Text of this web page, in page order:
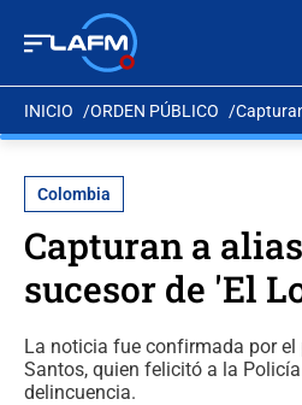
INICIO ORDEN PÚBLICO
Colombia
Capturan a
sucesor de 'El
La noticia fue confirmada por
Santos, quien felicitó a la
delincuencia.